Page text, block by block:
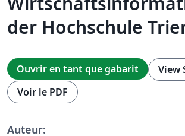
der Hochschule
Ouvrir en tant que gabarit
View
Voir le PDF
Auteur: